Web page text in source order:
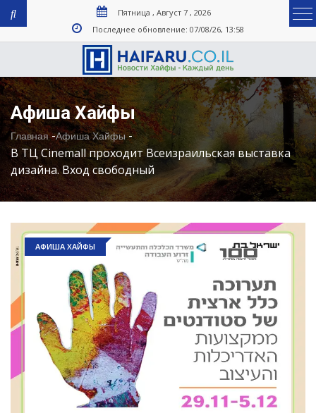
Пятница , Август 7 , 2026
Последнее обновление: 07/08/26, 13:58
Афиша Хайфы
Главная-Афиша Хайфы-
В ТЦ Cinemall проходит Всеизраильская выставка
дизайна. Вход свободный
АФИША ХАЙФЫ